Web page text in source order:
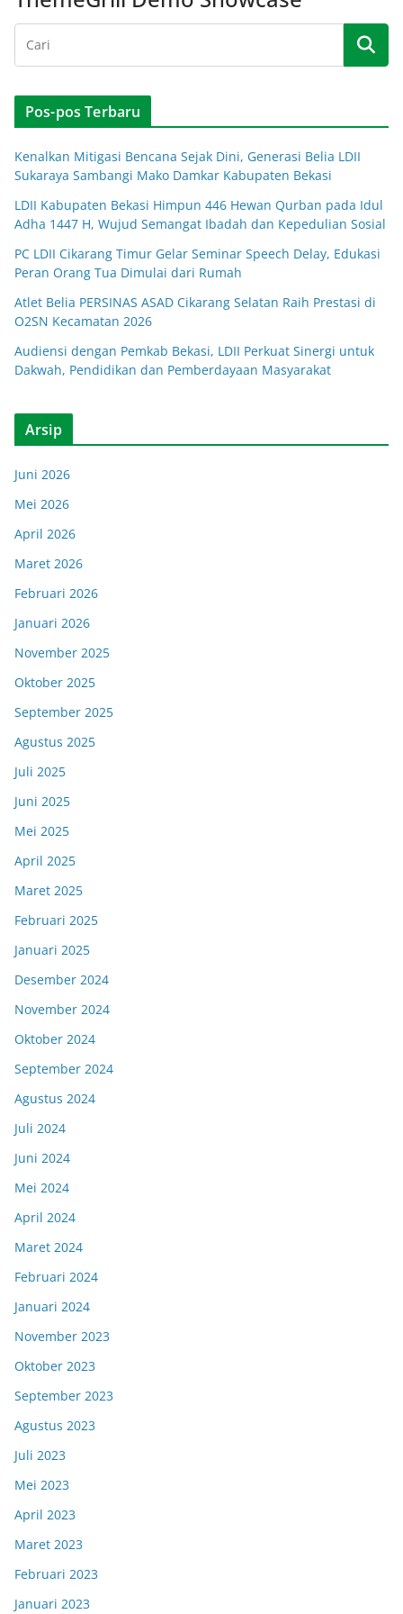
Pos-pos Terbaru
Kenalkan Mitigasi Bencana Sejak Dini, Generasi Belia LDII
Sukaraya Sambangi Mako Damkar Kabupaten Bekasi
LDII Kabupaten Bekasi Himpun 446 Hewan Qurban pada Idul
Adha 1447 H, Wujud Semangat Ibadah dan Kepedulian Sosial
PC LDII Cikarang Timur Gelar Seminar Speech Delay, Edukasi
Peran Orang Tua Dimulai dari Rumah
Atlet Belia PERSINAS ASAD Cikarang Selatan Raih Prestasi di
O2SN Kecamatan 2026
Audiensi dengan Pemkab Bekasi, LDII Perkuat Sinergi untuk
Dakwah, Pendidikan dan Pemberdayaan Masyarakat
Arsip
Juni 2026
Mei 2026
April 2026
Maret 2026
Februari 2026
Januari 2026
November 2025
Oktober 2025
September 2025
Agustus 2025
Juli 2025
Juni 2025
Mei 2025
April 2025
Maret 2025
Februari 2025
Januari 2025
Desember 2024
November 2024
Oktober 2024
September 2024
Agustus 2024
Juli 2024
Juni 2024
Mei 2024
April 2024
Maret 2024
Februari 2024
Januari 2024
November 2023
Oktober 2023
September 2023
Agustus 2023
Juli 2023
Mei 2023
April 2023
Maret 2023
Februari 2023
Januari 2023